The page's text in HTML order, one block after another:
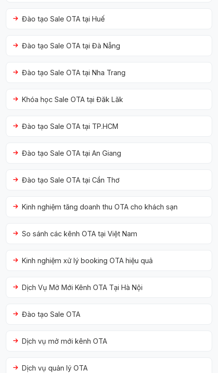
Đào tạo Sale OTA tại Huế
Đào tạo Sale OTA tại Đà Nẵng
Đào tạo Sale OTA tại Nha Trang
Khóa học Sale OTA tại Đăk Lăk
Đào tạo Sale OTA tại TP.HCM
Đào tạo Sale OTA tại An Giang
Đào tạo Sale OTA tại Cần Thơ
Kinh nghiệm tăng doanh thu OTA cho khách sạn
So sánh các kênh OTA tại Việt Nam
Kinh nghiệm xử lý booking OTA hiệu quả
Dịch Vụ Mở Mới Kênh OTA Tại Hà Nội
Đào tạo Sale OTA
Dịch vụ mở mới kênh OTA
Dịch vụ quản lý OTA